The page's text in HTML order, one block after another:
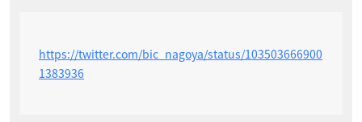
https://twitter.com/bic_nagoya/status/103503666900
1383936